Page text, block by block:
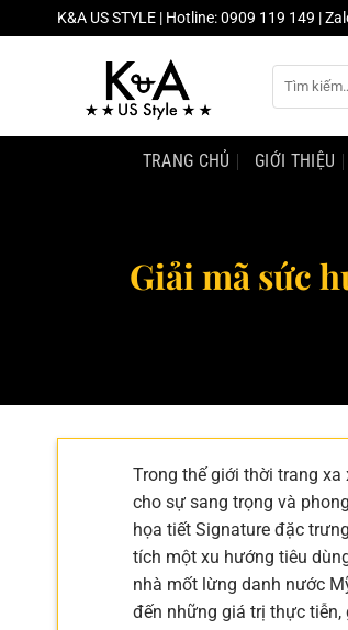
đến
K&A US STYLE | Hotline: 0909 119 149 |
kiếm:
TRANG CHỦ GIỚI THIỆU
Giải mã sức
Trong thế giới thời trang
cho sự sang trọng và
họa tiết Signature đặc
tích một xu hướng tiêu
nhà mốt lừng danh nước
đến những giá trị thực